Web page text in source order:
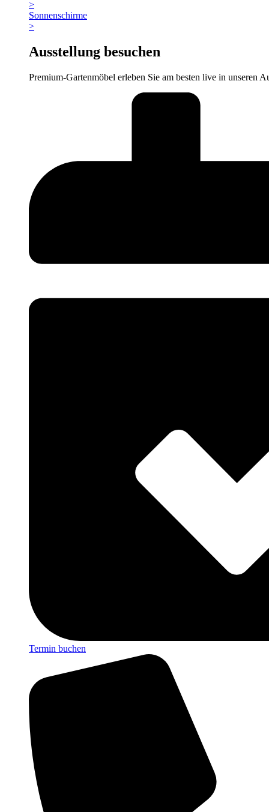
>
Sonnenschirme
>
Ausstellung besuchen
Premium-Gartenmöbel erleben Sie am besten live in unseren
Termin buchen